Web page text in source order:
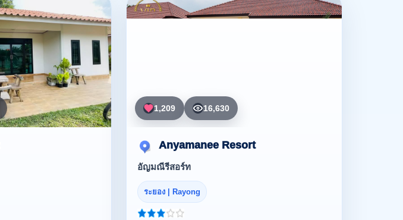
1,209 16,630
Anyamanee Resort
อัญมณีรีสอร์ท
ระยอง | Rayong